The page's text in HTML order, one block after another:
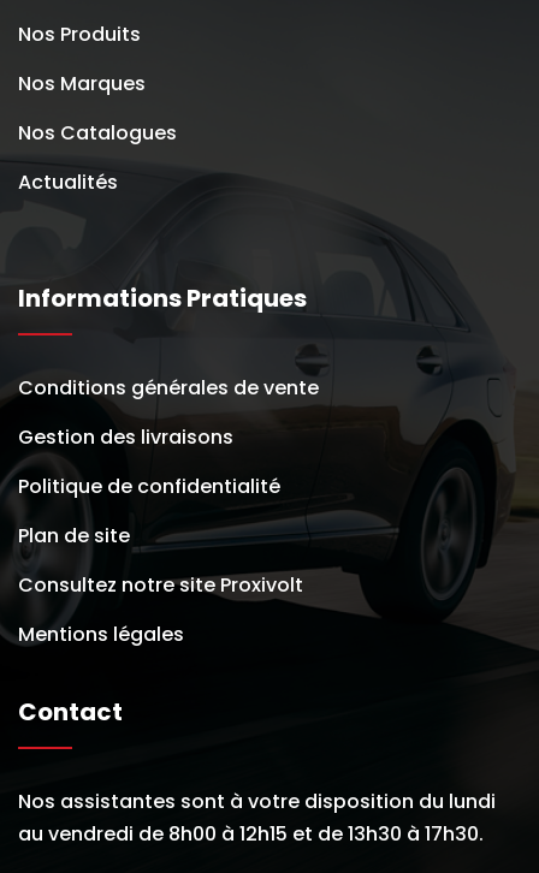
Nos Produits
Nos Marques
Nos Catalogues
Actualités
Informations Pratiques
Conditions générales de vente
Gestion des livraisons
Politique de confidentialité
Plan de site
Consultez notre site Proxivolt
Mentions légales
Contact
Nos assistantes sont à votre disposition du lundi
au vendredi de 8h00 à 12h15 et de 13h30 à 17h30.